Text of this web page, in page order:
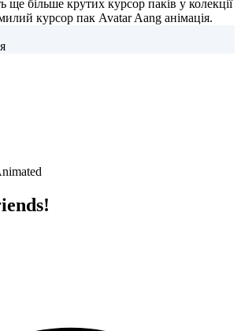
ще більше крутих курсор паків у колекції
курсор пак Avatar Aang анімація.